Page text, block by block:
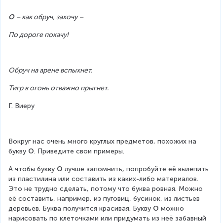
О – как обруч, захочу –
По дороге покачу!
Обруч на арене вспыхнет.
Тигр в огонь отважно прыгнет.
Г. Виеру
Вокруг нас очень много круглых предметов, похожих на
букву О. Приведите свои примеры.
А чтобы букву О лучше запомнить, попробуйте её вылепить
из пластилина или составить из каких-либо материалов.
Это не трудно сделать, потому что буква ровная. Можно
её составить, например, из пуговиц, бусинок, из листьев
деревьев. Буква получится красивая. Букву О можно
нарисовать по клеточками или придумать из неё забавный